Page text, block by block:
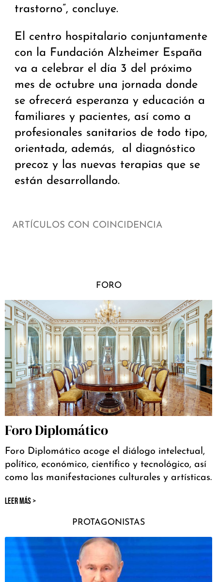
trastorno”, concluye.
El centro hospitalario conjuntamente
con la Fundación Alzheimer España
va a celebrar el día 3 del próximo
mes de octubre una jornada donde
se ofrecerá esperanza y educación a
familiares y pacientes, así como a
profesionales sanitarios de todo tipo,
orientada, además, al diagnóstico
precoz y las nuevas terapias que se
están desarrollando.
ARTÍCULOS CON COINCIDENCIA
FORO
Foro Diplomático
Foro Diplomático acoge el diálogo intelectual,
político, económico, científico y tecnológico, así
como las manifestaciones culturales y artísticas.
LEER MÁS >
PROTAGONISTAS